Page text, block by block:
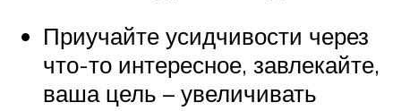
Приучайте усидчивости через
что-то интересное, завлекайте,
ваша цель – увеличивать